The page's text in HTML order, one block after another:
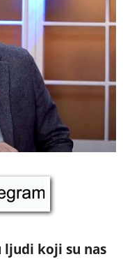
ljudi koji su nas